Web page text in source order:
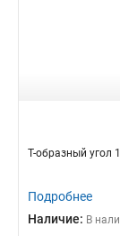
Т-образный угол
Подробнее
Наличие: В